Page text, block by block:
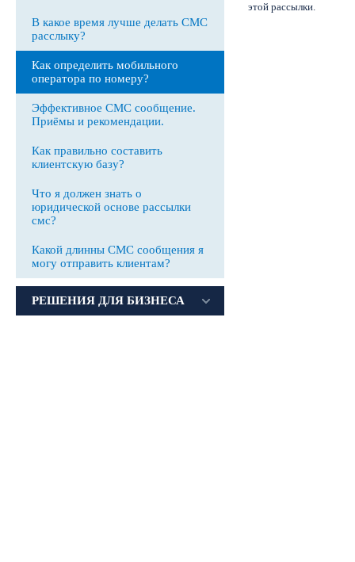
В какое время лучше делать СМС
расслыку?
Как определить мобильного
оператора по номеру?
Эффективное СМС сообщение.
Приёмы и рекомендации.
Как правильно составить
клиентскую базу?
Что я должен знать о
юридической основе рассылки
смс?
Какой длинны СМС сообщения я
могу отправить клиентам?
РЕШЕНИЯ ДЛЯ БИЗНЕСА
этой рассылки.